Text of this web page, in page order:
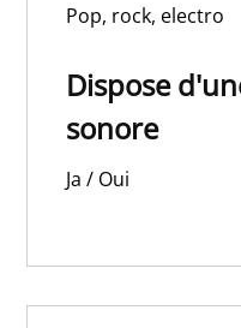
Pop, rock, electro
Dispose
sonore
Ja / Oui